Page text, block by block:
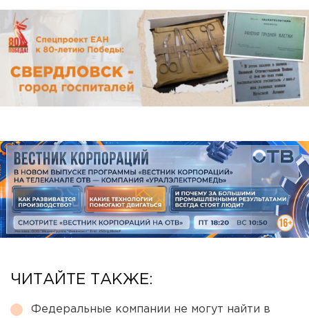
ЧИТАЙТЕ ТАКЖЕ:
Федеральные компании не могут найти в